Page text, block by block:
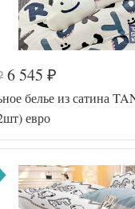
575-745
TT60971
Микрофибра
Tango
(Китай)
6 545 ₽
белье из сатина
евро